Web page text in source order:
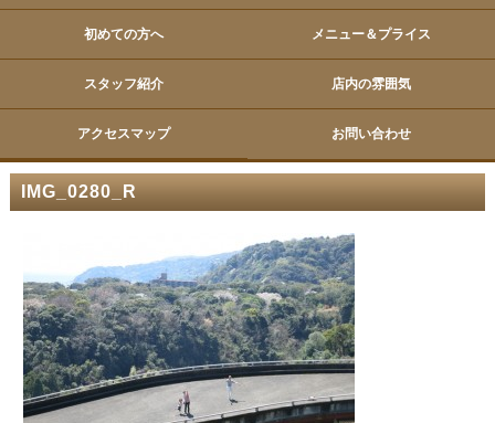
初めての方へ メニュー＆プライス
スタッフ紹介 店内の雰囲気
アクセスマップ お問い合わせ
IMG_0280_R